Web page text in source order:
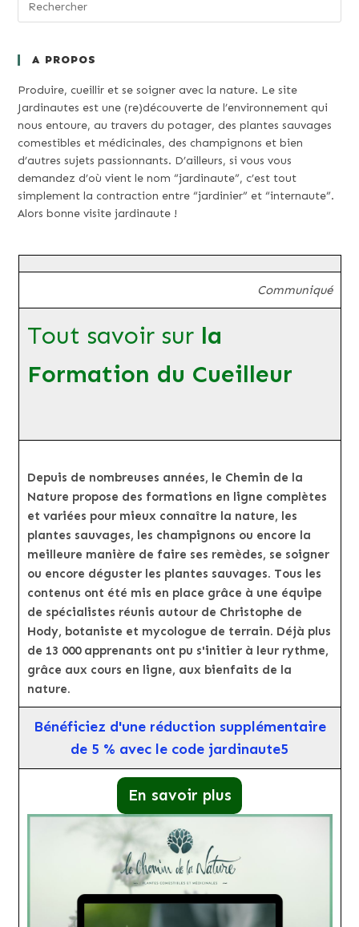
A PROPOS
Produire, cueillir et se soigner avec la nature. Le site
Jardinautes est une (re)découverte de l’environnement qui
nous entoure, au travers du potager, des plantes sauvages
comestibles et médicinales, des champignons et bien
d’autres sujets passionnants. D’ailleurs, si vous vous
demandez d’où vient le nom “jardinaute”, c’est tout
simplement la contraction entre “jardinier” et “internaute”.
Alors bonne visite jardinaute !
Communiqué
Tout savoir sur la
Formation du Cueilleur
Depuis de nombreuses années, le Chemin de la
Nature propose des formations en ligne complètes
et variées pour mieux connaître la nature, les
plantes sauvages, les champignons ou encore la
meilleure manière de faire ses remèdes, se soigner
ou encore déguster les plantes sauvages. Tous les
contenus ont été mis en place grâce à une équipe
de spécialistes réunis autour de Christophe de
Hody, botaniste et mycologue de terrain. Déjà plus
de 13 000 apprenants ont pu s'initier à leur rythme,
grâce aux cours en ligne, aux bienfaits de la
nature.
Bénéficiez d'une réduction supplémentaire
de 5 % avec le code jardinaute5
En savoir plus